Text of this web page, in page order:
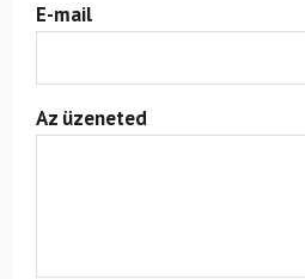
E-mail
Az üzeneted